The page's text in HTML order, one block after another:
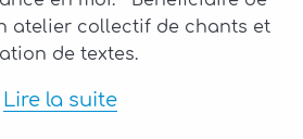
atelier collectif de chants et
de textes.
Lire la suite